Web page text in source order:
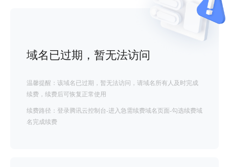
域名已过期，暂无法访问
温馨提醒：该域名已过期，暂无法访问，请域名所有人及时完成
续费，续费后可恢复正常使用
续费路径：登录腾讯云控制台-进入急需续费域名页面-勾选续费域
名完成续费